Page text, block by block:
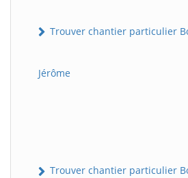
Trouver chantier particulier
Jérôme
Trouver chantier particulier